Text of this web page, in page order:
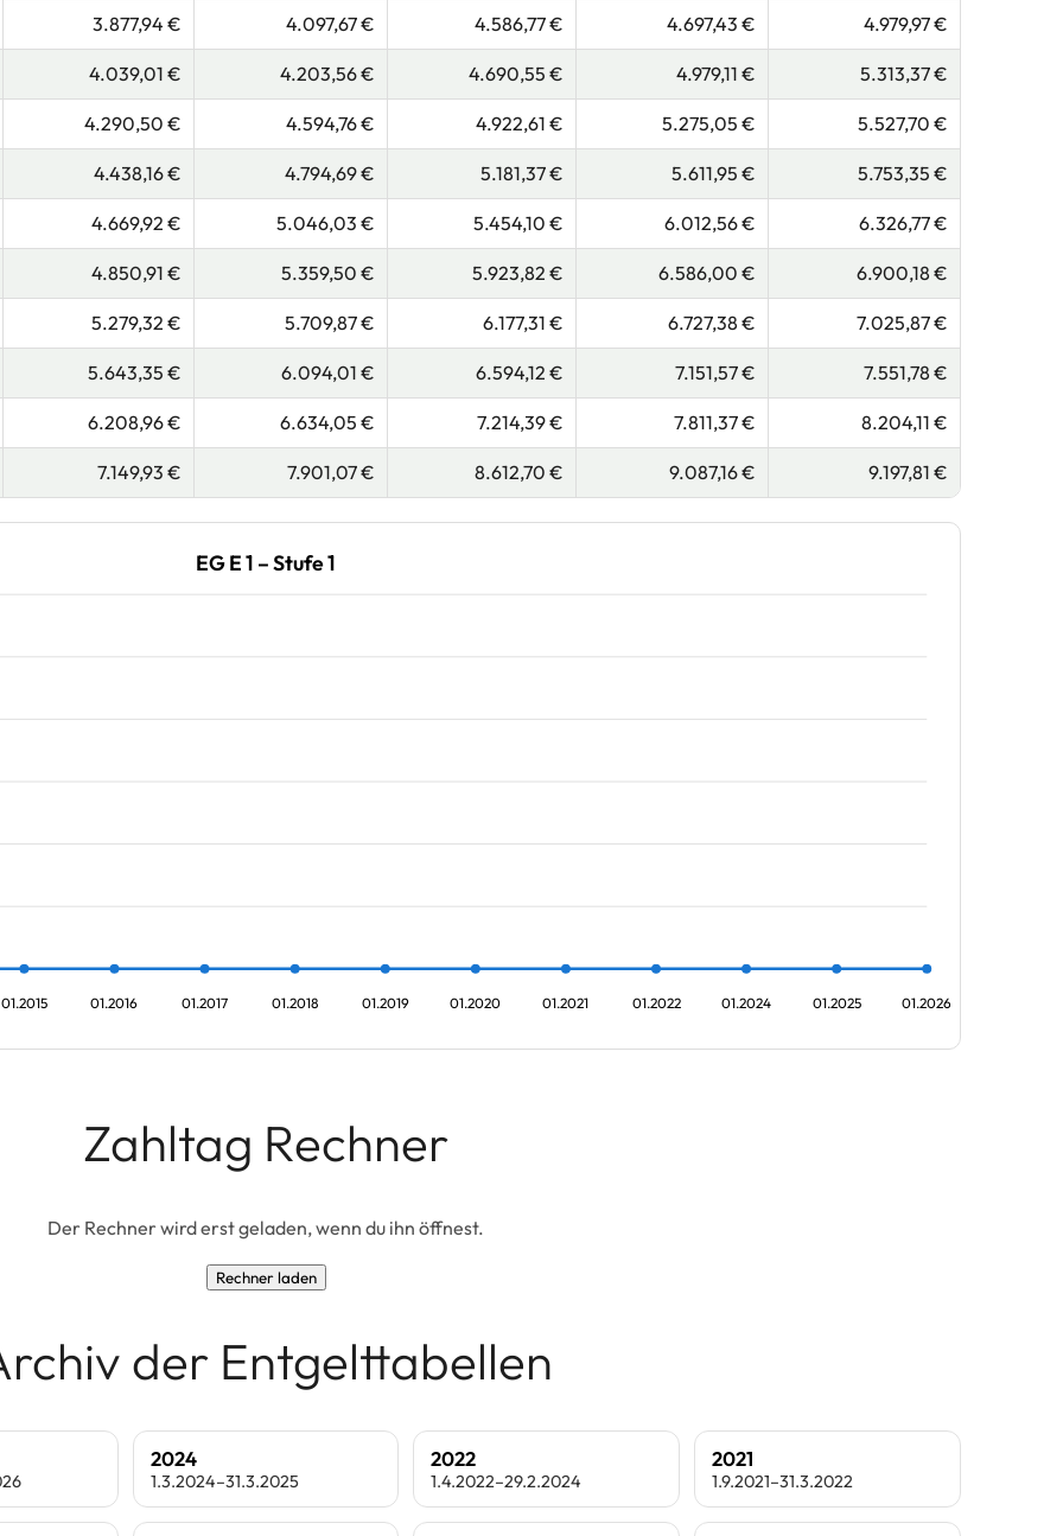
3.877,94 € 4.097,67 € 4.586,77 € 4.697,43 € 4.979,97 €
4.039,01 € 4.203,56 € 4.690,55 € 4.979,11 € 5.313,37 €
4.290,50 € 4.594,76 € 4.922,61 € 5.275,05 € 5.527,70 €
4.438,16 € 4.794,69 € 5.181,37 € 5.611,95 € 5.753,35 €
4.669,92 € 5.046,03 € 5.454,10 € 6.012,56 € 6.326,77 €
4.850,91 € 5.359,50 € 5.923,82 € 6.586,00 € 6.900,18 €
5.279,32 € 5.709,87 € 6.177,31 € 6.727,38 € 7.025,87 €
5.643,35 € 6.094,01 € 6.594,12 € 7.151,57 € 7.551,78 €
6.208,96 € 6.634,05 € 7.214,39 € 7.811,37 € 8.204,11 €
7.149,93 € 7.901,07 € 8.612,70 € 9.087,16 € 9.197,81 €
01.2015 01.2016 01.2017 01.2018 01.2019 01.2020 01.2021 01.2022 01.2024 01.2025 01.2026
EG E 1 – Stufe 1
Zahltag Rechner
Der Rechner wird erst geladen, wenn du ihn öffnest.
Rechner laden
der Entgelttabellen
2024
1.3.2024–31.3.2025
2022
1.4.2022–29.2.2024
2021
1.9.2021–31.3.2022